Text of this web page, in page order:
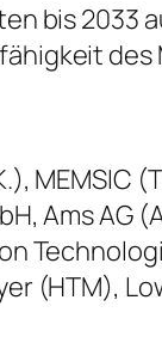
bis 2033
MEMSIC
Ams AG
(HTM),